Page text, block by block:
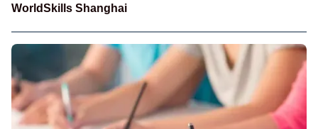
WorldSkills Shanghai